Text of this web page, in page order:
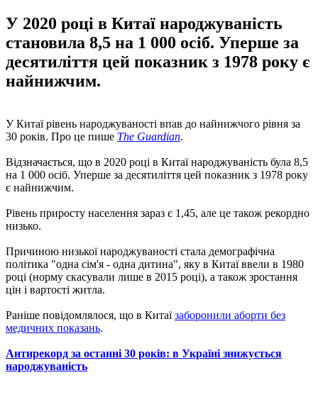
У 2020 році в Китаї народжуваність
становила 8,5 на 1 000 осіб. Уперше за
десятиліття цей показник з 1978 року є
найнижчим.
У Китаї рівень народжуваності впав до найнижчого рівня за
30 років. Про це пише The Guardian.
Відзначається, що в 2020 році в Китаї народжуваність була 8,5
на 1 000 осіб. Уперше за десятиліття цей показник з 1978 року
є найнижчим.
Рівень приросту населення зараз є 1,45, але це також рекордно
низько.
Причиною низької народжуваності стала демографічна
політика "одна сім'я - одна дитина", яку в Китаї ввели в 1980
році (норму скасували лише в 2015 році), а також зростання
цін і вартості житла.
Раніше повідомлялося, що в Китаїзаборонили аборти без
медичних показань.
Антирекорд за останні 30 років: в Україні знижується
народжуваність